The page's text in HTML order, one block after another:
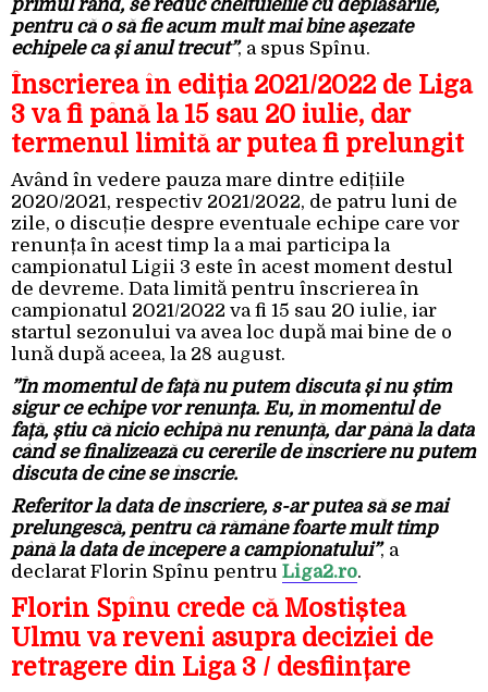
primul rând, se reduc cheltuielile cu deplasările,
pentru că o să fie acum mult mai bine așezate
echipele ca și anul trecut”, a spus Spînu.
Înscrierea în ediția 2021/2022 de Liga
3 va fi până la 15 sau 20 iulie, dar
termenul limită ar putea fi prelungit
Având în vedere pauza mare dintre edițiile
2020/2021, respectiv 2021/2022, de patru luni de
zile, o discuție despre eventuale echipe care vor
renunța în acest timp la a mai participa la
campionatul Ligii 3 este în acest moment destul
de devreme. Data limită pentru înscrierea în
campionatul 2021/2022 va fi 15 sau 20 iulie, iar
startul sezonului va avea loc după mai bine de o
lună după aceea, la 28 august.
”În momentul de față nu putem discuta și nu știm
sigur ce echipe vor renunța. Eu, în momentul de
față, știu că nicio echipă nu renunță, dar până la data
când se finalizează cu cererile de înscriere nu putem
discuta de cine se înscrie.
Referitor la data de înscriere, s-ar putea să se mai
prelungescă, pentru că rămâne foarte mult timp
până la data de începere a campionatului”, a
declarat Florin Spînu pentru Liga2.ro.
Florin Spînu crede că Mostiștea
Ulmu va reveni asupra deciziei de
retragere din Liga 3 / desființare